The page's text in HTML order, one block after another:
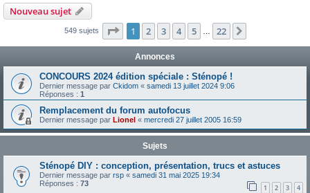
Nouveau sujet
549 sujets Page 1sur22
1 2 3 4 5 22
Annonces
CONCOURS 2024 édition spéciale : Sténopé !
Dernier message par Ckidom « samedi 13 juillet 2024 9:06
Réponses : 1
Remplacement du forum autofocus
Dernier message par Lionel « mercredi 27 juillet 2005 16:59
Sujets
Sténopé DIY : conception, présentation, trucs et astuces
Dernier message par rsp « samedi 31 mai 2025 19:34
Réponses : 73 1 2 3 4